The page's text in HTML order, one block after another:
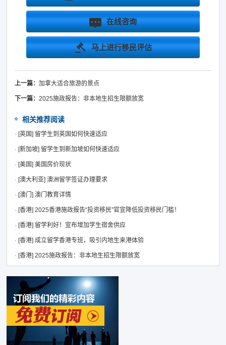
在线咨询
马上进行移民评估
上一篇：加拿大适合旅游的景点
下一篇：2025施政报告：非本地生招生限额放宽
相关推荐阅读
· [英国] 留学生到英国如何快速适应
· [新加坡] 留学生到新加坡如何快速适应
· [美国] 美国房价现状
· [澳大利亚] 澳洲留学签证办理要求
· [澳门] 澳门教育详情
· [香港] 2025香港施政报告“投资移民”官宣降低投资移民门槛！
· [香港] 留学利好！宣布增加学生宿舍供应
· [香港] 成立留学香港专班，吸引内地生来港体验
· [香港] 2025施政报告：非本地生招生限额放宽